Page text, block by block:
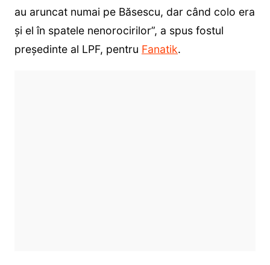
au aruncat numai pe Băsescu, dar când colo era
și el în spatele nenorocirilor”, a spus fostul
președinte al LPF, pentru Fanatik.